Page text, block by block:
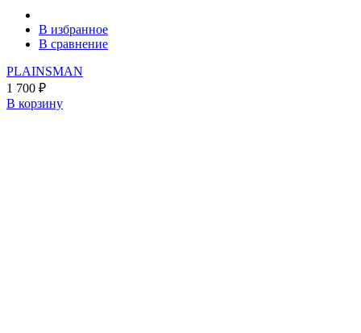
В избранное
В сравнение
PLAINSMAN
1 700 ₽
В корзину